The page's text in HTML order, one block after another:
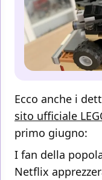
Ecco anche i
sito ufficiale
primo giugno:
I fan della
Netflix